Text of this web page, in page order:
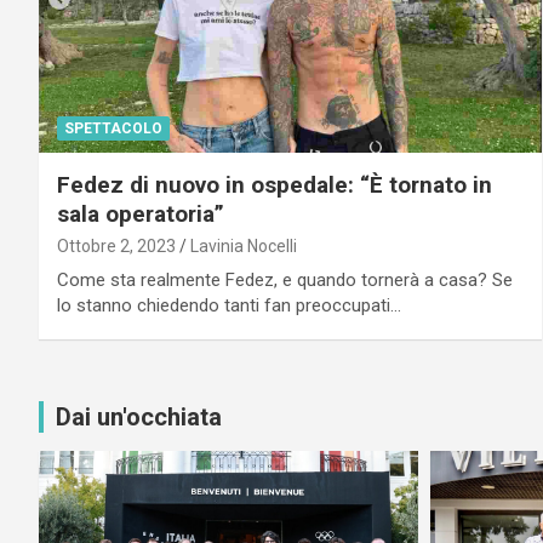
SPETTACOLO
Fedez di nuovo in ospedale: “È tornato in
sala operatoria”
Ottobre 2, 2023 Lavinia Nocelli
Come sta realmente Fedez, e quando tornerà a casa? Se
lo stanno chiedendo tanti fan preoccupati…
Dai un'occhiata